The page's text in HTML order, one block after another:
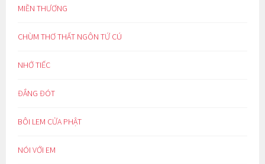
MIỀN THƯƠNG
CHÙM THƠ THẤT NGÔN TỨ CÚ
NHỚ TIẾC
ĐẮNG ĐÓT
BÔI LEM CỬA PHẬT
NÓI VỚI EM